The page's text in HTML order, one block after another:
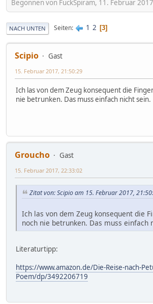
Begonnen von FuckSpiram, 11. Februar
NACH UNTEN Seiten 1 2 3
Scipio
Gast
15. Februar 2017, 21:50:29
Ich las von dem Zeug konsequent die
nie betrunken. Das muss einfach nicht sein.
Groucho
Gast
15. Februar 2017, 22:33:02
Zitat von: Scipio am 15. Februar 2017,
Ich las von dem Zeug konsequent die
noch nie betrunken. Das muss einfach
Literaturtipp:
https://www.amazon.de/Die-Reise-nach-
Poem/dp/3492206719